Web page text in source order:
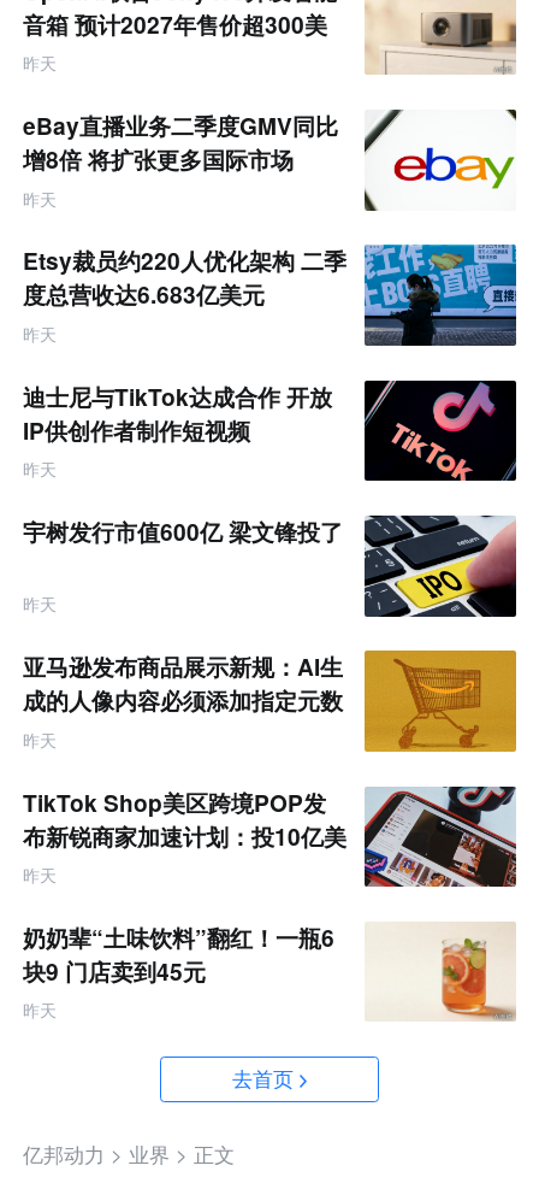
音箱 预计2027年售价超300美
元
昨天
eBay直播业务二季度GMV同比
增8倍 将扩张更多国际市场
昨天
Etsy裁员约220人优化架构 二季
度总营收达6.683亿美元
昨天
迪士尼与TikTok达成合作 开放
IP供创作者制作短视频
昨天
宇树发行市值600亿 梁文锋投了
昨天
亚马逊发布商品展示新规：AI生
成的人像内容必须添加指定元数
据
昨天
TikTok Shop美区跨境POP发
布新锐商家加速计划：投10亿美
金资源帮扶四类商家
昨天
奶奶辈“土味饮料”翻红！一瓶6
块9 门店卖到45元
昨天
去首页
亿邦动力 > 业界 > 正文